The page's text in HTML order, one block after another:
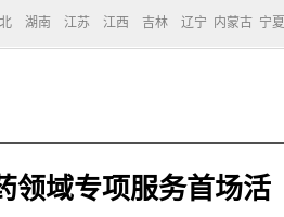
湖南 江苏 江西 吉林 辽宁 内蒙古 宁夏
领域专项服务首场活